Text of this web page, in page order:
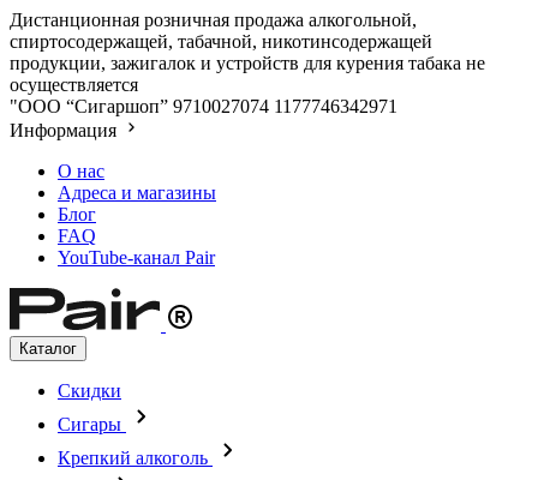
Дистанционная розничная продажа алкогольной,
спиртосодержащей, табачной, никотинсодержащей
продукции, зажигалок и устройств для курения табака не
осуществляется
"ООО “Сигаршоп” 9710027074 1177746342971
Информация
О нас
Адреса и магазины
Блог
FAQ
YouTube-канал Pair
Каталог
Скидки
Сигары
Крепкий алкоголь